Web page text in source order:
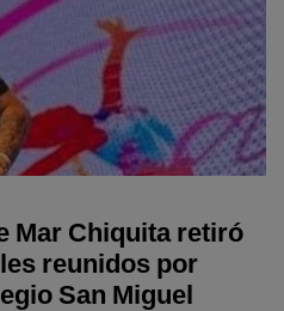
Mar Chiquita retiró
reunidos por
San Miguel